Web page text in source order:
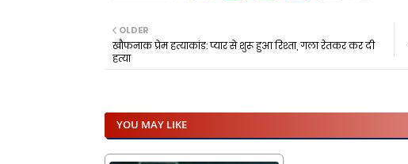
OLDER
खौफनाक प्रेम हत्याकांड: प्यार से शुरू हुआ रिश्ता, गला रेतकर कर दी
हत्या
YOU MAY LIKE